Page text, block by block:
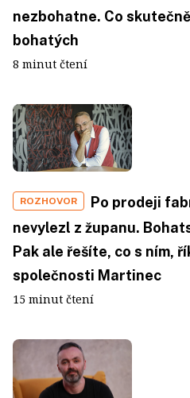
nezbohatne. Co
bohatých
8 minut čtení
ROZHOVOR
Po prodeji
nevylezl z županu.
Pak ale řešíte, co s ním,
společnosti Martinec
15 minut čtení